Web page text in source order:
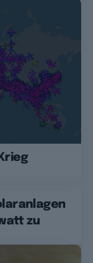
zu